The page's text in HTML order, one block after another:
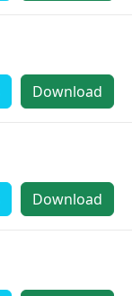
Download
Download